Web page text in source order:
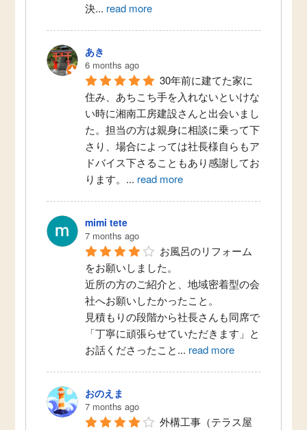
決... read more
あき
6 months ago
30年前に建てた家に
住み、あちこち手を入れないといけな
い時に湘南工房建設さんと出会いまし
た。担当の方は親身に相談に乗って下
さり、場合によっては社長様自らもア
ドバイス下さることもあり感謝してお
ります。 ... read more
mimi tete
7 months ago
お風呂のリフォーム
をお願いしました。
近所の方のご紹介と、地域密着型の会
社へお願いしたかったこと。
見積もりの段階から社長さんも同席で
「丁寧に頑張らせていただきます」と
お話くださったこと... read more
おのえま
7 months ago
外構工事（テラス屋